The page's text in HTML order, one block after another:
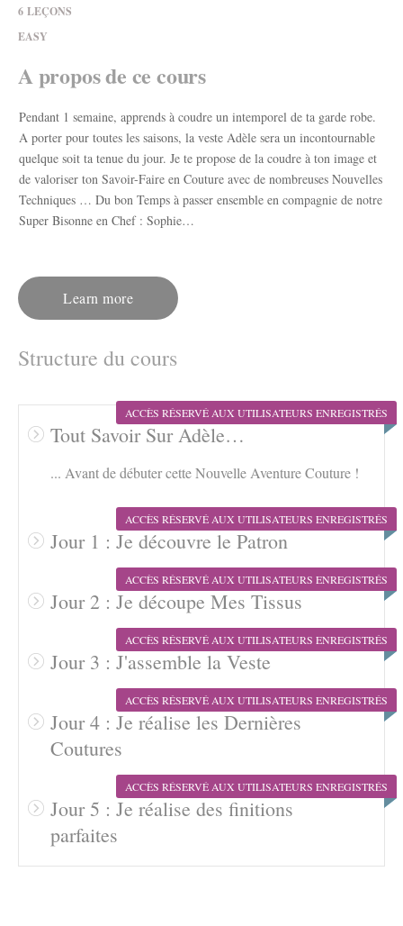
6 LEÇONS
EASY
A propos de ce cours
Pendant 1 semaine, apprends à coudre un intemporel de ta garde robe.
A porter pour toutes les saisons, la veste Adèle sera un incontournable
quelque soit ta tenue du jour. Je te propose de la coudre à ton image et
de valoriser ton Savoir-Faire en Couture avec de nombreuses Nouvelles
Techniques … Du bon Temps à passer ensemble en compagnie de notre
Super Bisonne en Chef : Sophie…
Learn more
Structure du cours
ACCÈS RÉSERVÉ AUX UTILISATEURS ENREGISTRÉS
Tout Savoir Sur Adèle…
... Avant de débuter cette Nouvelle Aventure Couture !
ACCÈS RÉSERVÉ AUX UTILISATEURS ENREGISTRÉS
Jour 1 : Je découvre le Patron
ACCÈS RÉSERVÉ AUX UTILISATEURS ENREGISTRÉS
Jour 2 : Je découpe Mes Tissus
ACCÈS RÉSERVÉ AUX UTILISATEURS ENREGISTRÉS
Jour 3 : J'assemble la Veste
ACCÈS RÉSERVÉ AUX UTILISATEURS ENREGISTRÉS
Jour 4 : Je réalise les Dernières
Coutures
ACCÈS RÉSERVÉ AUX UTILISATEURS ENREGISTRÉS
Jour 5 : Je réalise des finitions
parfaites